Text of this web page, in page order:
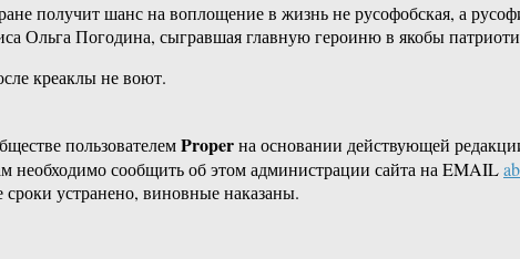
получит шанс на воплощение в жизнь не русофобская, а
Ольга Погодина, сыгравшая главную героиню в якобы
креаклы не воют.
пользователемProperна основании действующей
необходимо сообщить об этом администрации сайта на EMAIL
устранено, виновные наказаны.